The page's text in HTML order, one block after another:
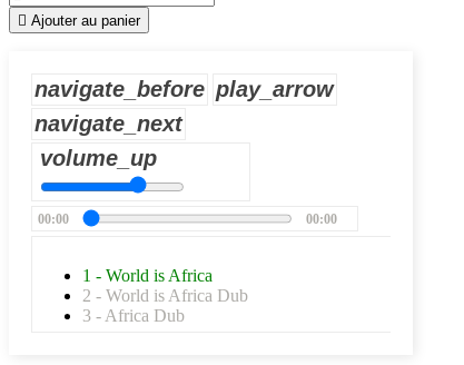
 Ajouter au panier
navigate_before play_arrow
navigate_next
volume_up
00:00 00:00
1 - World is Africa
2 - World is Africa Dub
3 - Africa Dub